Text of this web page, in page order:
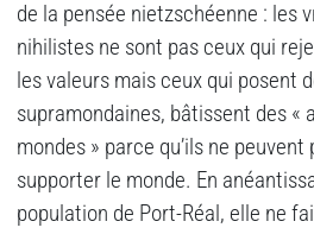
de la pensée nietzschéenne : les
nihilistes ne sont pas ceux qui
les valeurs mais ceux qui posent
supramondaines, bâtissent des «
mondes » parce qu’ils ne peuvent
supporter le monde. En
population de Port-Réal, elle ne